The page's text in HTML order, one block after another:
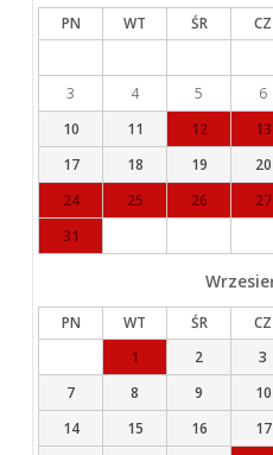
PN WT ŚR CZ
3
4 5 6
10
11 12 13
17
18 19 20
24
25 26 27
31
PN WT ŚR CZ
1
2 3
7
8 9 10
14
15 16 17